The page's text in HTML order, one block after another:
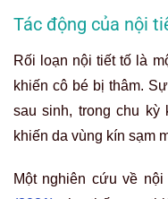
Tác động của nội
Rối loạn nội tiết tố là
khiến cô bé bị thâm.
sau sinh, trong chu kỳ
khiến da vùng kín sạm
Một nghiên cứu về nội